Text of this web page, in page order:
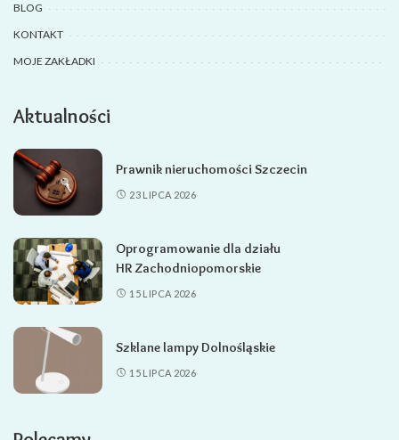
BLOG
KONTAKT
MOJE ZAKŁADKI
Aktualności
Prawnik nieruchomości Szczecin
23 LIPCA 2026
Oprogramowanie dla działu
HR Zachodniopomorskie
15 LIPCA 2026
Szklane lampy Dolnośląskie
15 LIPCA 2026